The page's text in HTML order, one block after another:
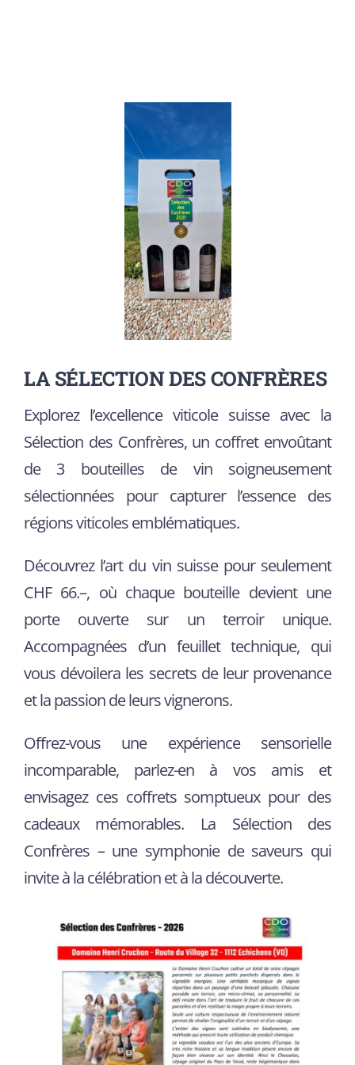
LA SÉLECTION DES CONFRÈRES
Explorez l’excellence viticole suisse avec la
Sélection des Confrères, un coffret envoûtant
de 3 bouteilles de vin soigneusement
sélectionnées pour capturer l’essence des
régions viticoles emblématiques.
Découvrez l’art du vin suisse pour seulement
CHF 66.–, où chaque bouteille devient une
porte ouverte sur un terroir unique.
Accompagnées d’un feuillet technique, qui
vous dévoilera les secrets de leur provenance
et la passion de leurs vignerons.
Offrez-vous une expérience sensorielle
incomparable, parlez-en à vos amis et
envisagez ces coffrets somptueux pour des
cadeaux mémorables. La Sélection des
Confrères – une symphonie de saveurs qui
invite à la célébration et à la découverte.